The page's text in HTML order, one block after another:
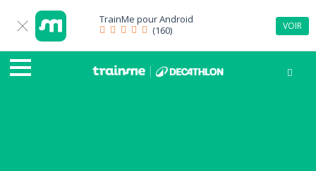
TrainMe pourAndroid
(160)
VOIR